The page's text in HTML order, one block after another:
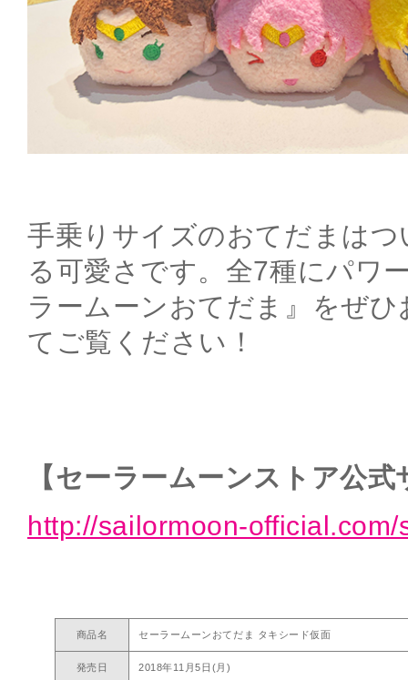
手乗りサイズのおてだまは
る可愛さです。全7種にパワ
ラームーンおてだま』をぜ
てご覧ください！
【セーラームーンストア公式
http://sailormoon-official.com/
商品名 セーラームーンおてだま タキシード仮面
発売日 2018年11月5日(月)